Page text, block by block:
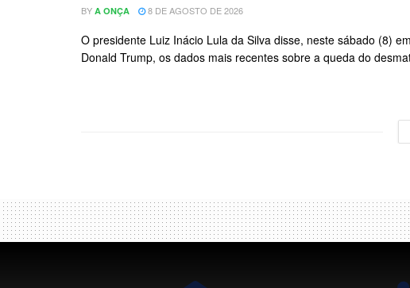
BY A ONÇA 8 DE AGOSTO DE 2026
O presidente Luiz Inácio Lula da Silva disse, neste sábado (8)
Donald Trump, os dados mais recentes sobre a queda do